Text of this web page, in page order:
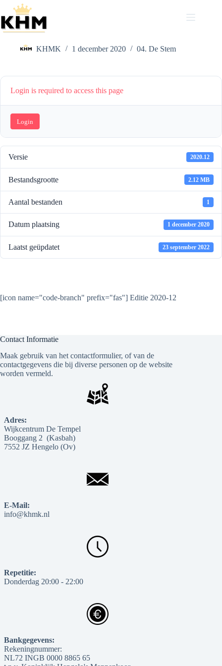
de
inhoud
De Stem
KHMK 1 december 2020 04. De Stem
Login is required to access this page
Login
Versie 2020.12
Bestandsgrootte 2.12 MB
Aantal bestanden 1
Datum plaatsing 1 december 2020
Laatst geüpdatet 23 september 2022
[icon name="code-branch" prefix="fas"] Editie 2020-12
Contact Informatie
Maak gebruik van het contactformulier, of van de
contactgegevens die bij diverse personen op de website
worden vermeld.
Adres:
Wijkcentrum De Tempel
Booggang 2 (Kasbah)
7552 JZ Hengelo (Ov)
E-Mail:
info@khmk.nl
Repetitie:
Donderdag 20:00 - 22:00
Bankgegevens:
Rekeningnummer:
NL72 INGB 0000 8865 65